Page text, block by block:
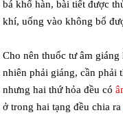
bá khổ hàn, bài tiết được
khí, uống vào không bổ
Cho nên thuốc tư âm
nhiên phải giáng, cần phải
nhưng hai thứ hỏa đều có
ở trong hai tạng đều chia